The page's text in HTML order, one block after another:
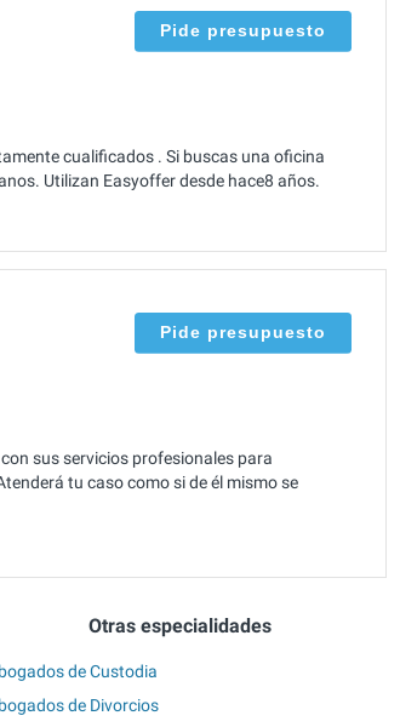
Pide presupuesto
cualificados . Si buscas una oficina
Utilizan Easyoffer desde hace8 años.
Pide presupuesto
sus servicios profesionales para
tu caso como si de él mismo se
Otras especialidades
de Custodia
de Divorcios